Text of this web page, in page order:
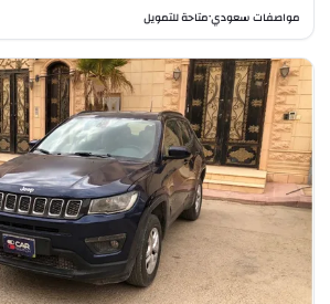
مواصفات سعودي•متاحة للتمويل